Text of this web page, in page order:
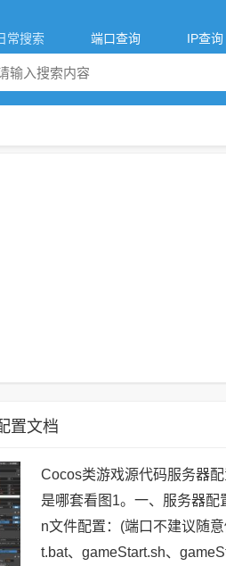
常搜索 端口查询 IP查询
置文档
Cocos类游戏源代码服务器
是哪套看图1。一、服务器配
n文件配置：(端口不建议随
t.bat、gameStart.sh、